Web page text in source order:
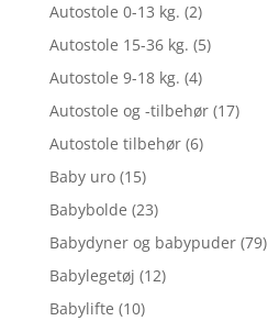
Autostole 0-13 kg. (2)
Autostole 15-36 kg. (5)
Autostole 9-18 kg. (4)
Autostole og -tilbehør (17)
Autostole tilbehør (6)
Baby uro (15)
Babybolde (23)
Babydyner og babypuder (79)
Babylegetøj (12)
Babylifte (10)